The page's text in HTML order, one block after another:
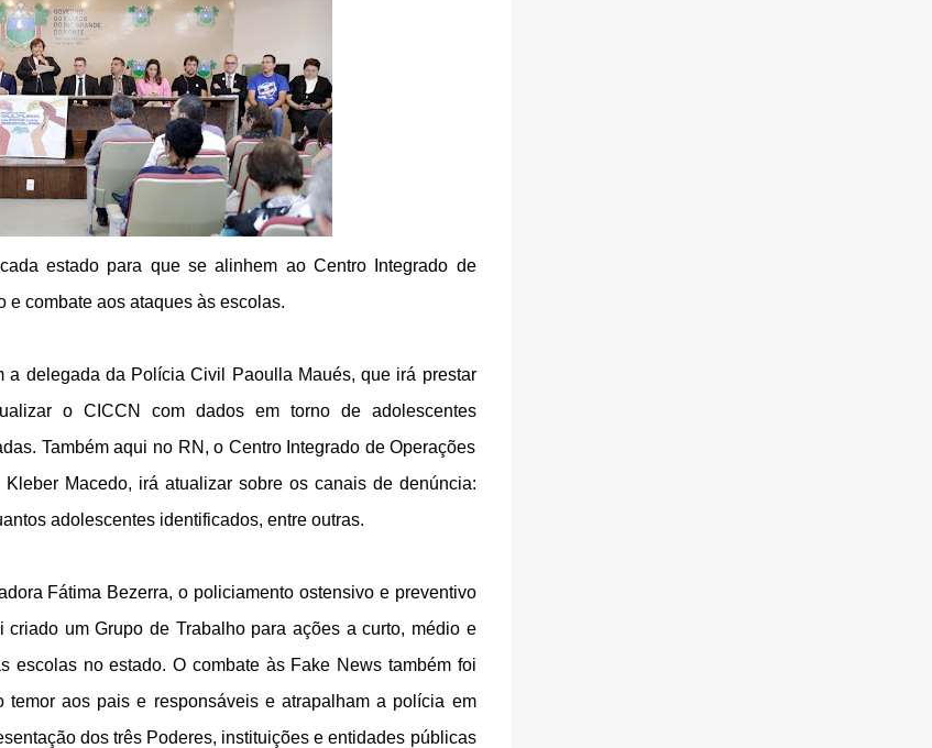
estado para que se alinhem ao Centro Integrado de
combate aos ataques às escolas.
delegada da Polícia Civil Paoulla Maués, que irá prestar
o CICCN com dados em torno de adolescentes
Também aqui no RN, o Centro Integrado de Operações
Macedo, irá atualizar sobre os canais de denúncia:
adolescentes identificados, entre outras.
Fátima Bezerra, o policiamento ostensivo e preventivo
um Grupo de Trabalho para ações a curto, médio e
escolas no estado. O combate às Fake News também foi
aos pais e responsáveis e atrapalham a polícia em
dos três Poderes, instituições e entidades públicas